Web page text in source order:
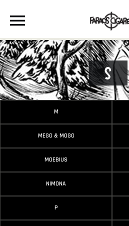
S
M
MEGG & MOGG
MOEBIUS
NIMONA
P